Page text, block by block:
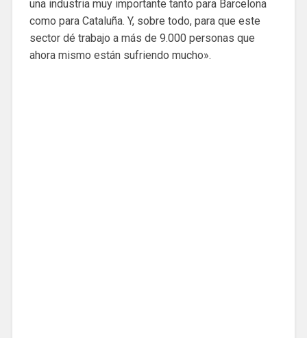
una industria muy importante tanto para Barcelona
como para Cataluña. Y, sobre todo, para que este
sector dé trabajo a más de 9.000 personas que
ahora mismo están sufriendo mucho».